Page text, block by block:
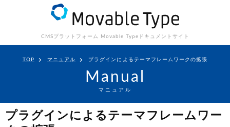
CMSプラットフォーム Movable Type ドキュメントサイト
TOP マニュアル プラグインによるテーマフレームワークの拡張
Manual
マニュアル
プラグインによるテーマフレームワー